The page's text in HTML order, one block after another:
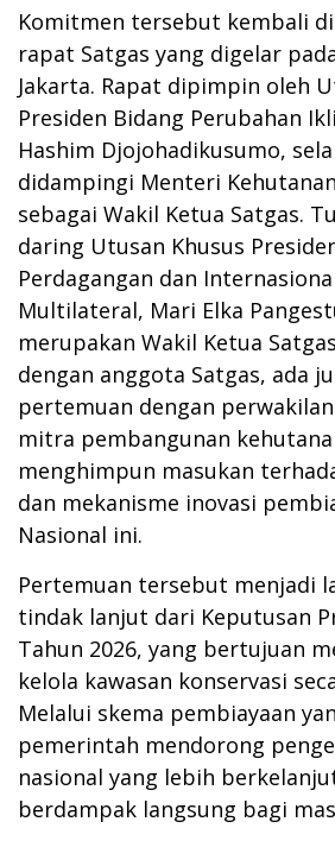
Komitmen tersebut kembali
rapat Satgas yang digelar
Jakarta. Rapat dipimpin oleh
Presiden Bidang Perubahan
Hashim Djojohadikusumo,
didampingi Menteri
sebagai Wakil Ketua Satgas.
daring Utusan Khusus
Perdagangan dan
Multilateral, Mari Elka
merupakan Wakil Ketua
dengan anggota Satgas, ada
pertemuan dengan perwakilan
mitra pembangunan
menghimpun masukan
dan mekanisme inovasi
Nasional ini.
Pertemuan tersebut menjadi
tindak lanjut dari Keputusan
Tahun 2026, yang bertujuan
kelola kawasan konservasi
Melalui skema pembiayaan
pemerintah mendorong
nasional yang lebih
berdampak langsung bagi